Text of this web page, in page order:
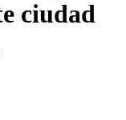
ciudad